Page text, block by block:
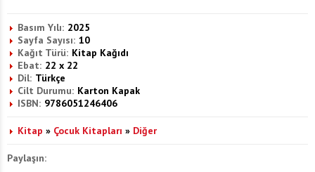
Basım Yılı: 2025
Sayfa Sayısı: 10
Kağıt Türü: Kitap Kağıdı
Ebat: 22 x 22
Dil: Türkçe
Cilt Durumu: Karton Kapak
ISBN: 9786051246406
Kitap » Çocuk Kitapları » Diğer
Paylaşın: